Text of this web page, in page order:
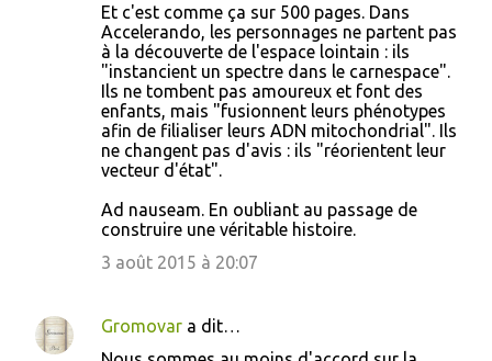
Et c'est comme ça sur 500 pages. Dans
Accelerando, les personnages ne partent pas
à la découverte de l'espace lointain : ils
"instancient un spectre dans le carnespace".
Ils ne tombent pas amoureux et font des
enfants, mais "fusionnent leurs phénotypes
afin de filialiser leurs ADN mitochondrial". Ils
ne changent pas d'avis : ils "réorientent leur
vecteur d'état".
Ad nauseam. En oubliant au passage de
construire une véritable histoire.
3 août 2015 à 20:07
Gromovar a dit…